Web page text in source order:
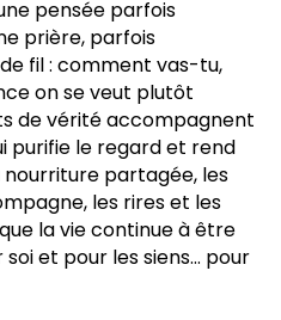
pensée parfois
prière, parfois
fil : comment vas-tu,
on se veut plutôt
de vérité accompagnent
purifie le regard et rend
nourriture partagée, les
les rires et les
la vie continue à être
et pour les siens… pour